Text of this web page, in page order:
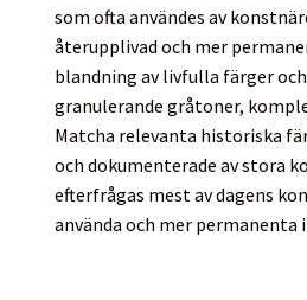
som ofta användes av
återupplivad och mer
blandning av livfulla färger
granulerande gråtoner,
Matcha relevanta historiska
och dokumenterade av stora
efterfrågas mest av dagens
använda och mer permanenta